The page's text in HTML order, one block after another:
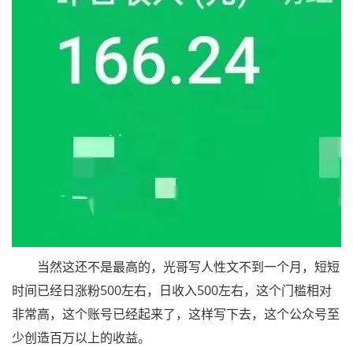
当然这还不是最高的，光哥写人性文不到一个月，短短
时间已经日涨粉500左右，日收入500左右，这个门槛相对
非常高，这个账号已经起来了，这样写下去，这个公众号至
少创造百万以上的收益。